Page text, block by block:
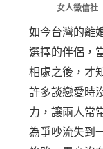
女人徵信社
如今台灣的離
選擇的伴侶，
相處之後，才
許多談戀愛時
力，讓兩人常
為爭吵流失到